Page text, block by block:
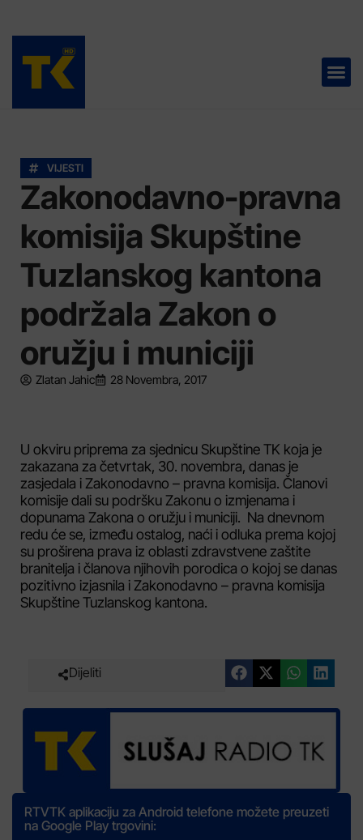
VIJESTI
Zakonodavno-pravna
komisija Skupštine
Tuzlanskog kantona
podržala Zakon o
oružju i municiji
Zlatan Jahic 28 Novembra, 2017
U okviru priprema za sjednicu Skupštine TK koja je
zakazana za četvrtak, 30. novembra, danas je
zasjedala i Zakonodavno – pravna komisija. Članovi
komisije dali su podršku Zakonu o izmjenama i
dopunama Zakona o oružju i municiji. Na dnevnom
redu će se, između ostalog, naći i odluka prema kojoj
su proširena prava iz oblasti zdravstvene zaštite
branitelja i članova njihovih porodica o kojoj se danas
pozitivno izjasnila i Zakonodavno – pravna komisija
Skupštine Tuzlanskog kantona.
Dijeliti
RTVTK aplikaciju za Android telefone možete preuzeti
na Google Play trgovini: